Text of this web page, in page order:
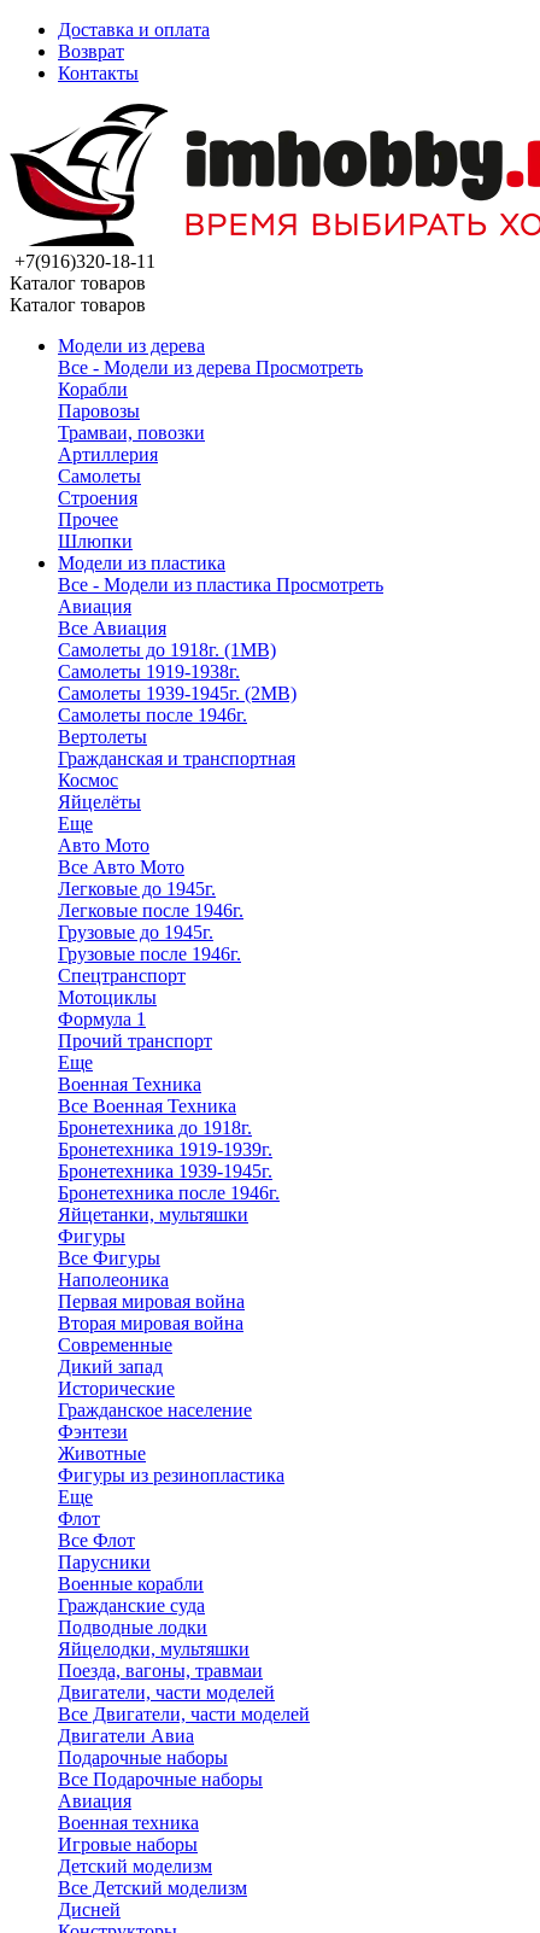
Доставка и оплата
Возврат
Контакты
+7(916)320-18-11
Каталог товаров
Каталог товаров
Модели из дерева
Все - Модели из дерева Просмотреть
Корабли
Паровозы
Трамваи, повозки
Артиллерия
Самолеты
Строения
Прочее
Шлюпки
Модели из пластика
Все - Модели из пластика Просмотреть
Авиация
Все Авиация
Самолеты до 1918г. (1МВ)
Самолеты 1919-1938г.
Самолеты 1939-1945г. (2МВ)
Самолеты после 1946г.
Вертолеты
Гражданская и транспортная
Космос
Яйцелёты
Еще
Авто Мото
Все Авто Мото
Легковые до 1945г.
Легковые после 1946г.
Грузовые до 1945г.
Грузовые после 1946г.
Спецтранспорт
Мотоциклы
Формула 1
Прочий транспорт
Еще
Военная Техника
Все Военная Техника
Бронетехника до 1918г.
Бронетехника 1919-1939г.
Бронетехника 1939-1945г.
Бронетехника после 1946г.
Яйцетанки, мультяшки
Фигуры
Все Фигуры
Наполеоника
Первая мировая война
Вторая мировая война
Современные
Дикий запад
Исторические
Гражданское население
Фэнтези
Животные
Фигуры из резинопластика
Еще
Флот
Все Флот
Парусники
Военные корабли
Гражданские суда
Подводные лодки
Яйцелодки, мультяшки
Поезда, вагоны, травмаи
Двигатели, части моделей
Все Двигатели, части моделей
Двигатели Авиа
Подарочные наборы
Все Подарочные наборы
Авиация
Военная техника
Игровые наборы
Детский моделизм
Все Детский моделизм
Дисней